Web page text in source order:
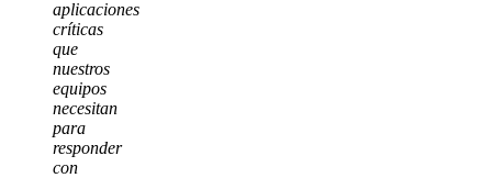
aplicaciones
críticas
que
nuestros
equipos
necesitan
para
responder
con